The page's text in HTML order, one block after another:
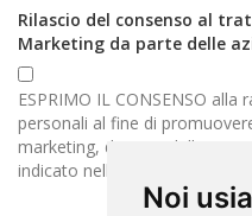
Noi
Rilascio del consenso al
Marketing da parte delle
ESPRIMO IL CONSENSO
personali al fine di
marketing, da partedelle
indicato nell'informativa